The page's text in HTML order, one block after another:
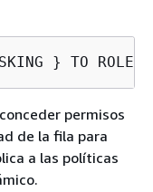
} TO ROLE
permisos
de la fila para
a las políticas